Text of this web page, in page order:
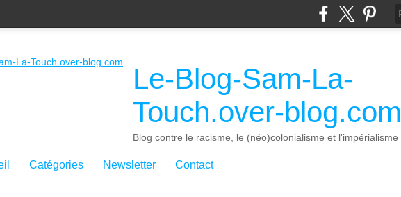
Le-Blog-Sam-La-
Touch.over-blog.com
Blog contre le racisme, le (néo)colonialisme et l'impérialisme
Catégories Newsletter Contact